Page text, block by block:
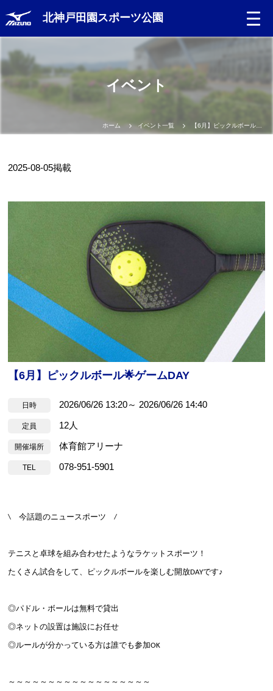
北神戸田園スポーツ公園
イベント
ホーム イベント一覧 【6月】ピックルボール🌟ゲームDAY
2025-08-05掲載
【6月】ピックルボール🌟ゲームDAY
日時 2026/06/26 13:20～ 2026/06/26 14:40
定員 12人
開催場所 体育館アリーナ
TEL 078-951-5901
\ 今話題のニュースポーツ /
テニスと卓球を組み合わせたようなラケットスポーツ！
たくさん試合をして、ピックルボールを楽しむ開放DAYです♪
◎パドル・ボールは無料で貸出
◎ネットの設置は施設にお任せ
◎ルールが分かっている方は誰でも参加OK
～～～～～～～～～～～～～～～～～～